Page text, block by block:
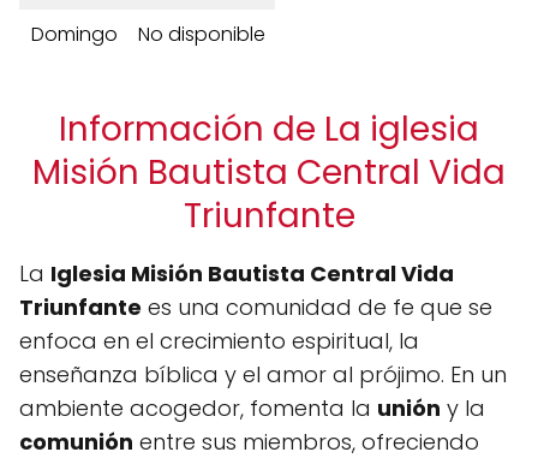
Domingo
No disponible
Información de La iglesia
Misión Bautista Central Vida
Triunfante
La Iglesia Misión Bautista Central Vida
Triunfante es una comunidad de fe que se
enfoca en el crecimiento espiritual, la
enseñanza bíblica y el amor al prójimo. En un
ambiente acogedor, fomenta la unión y la
comunión entre sus miembros, ofreciendo